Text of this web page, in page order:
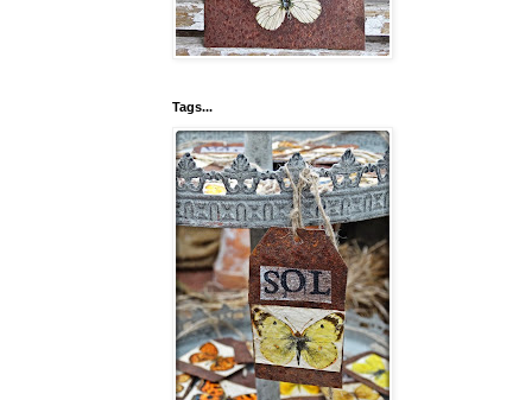
Tags...